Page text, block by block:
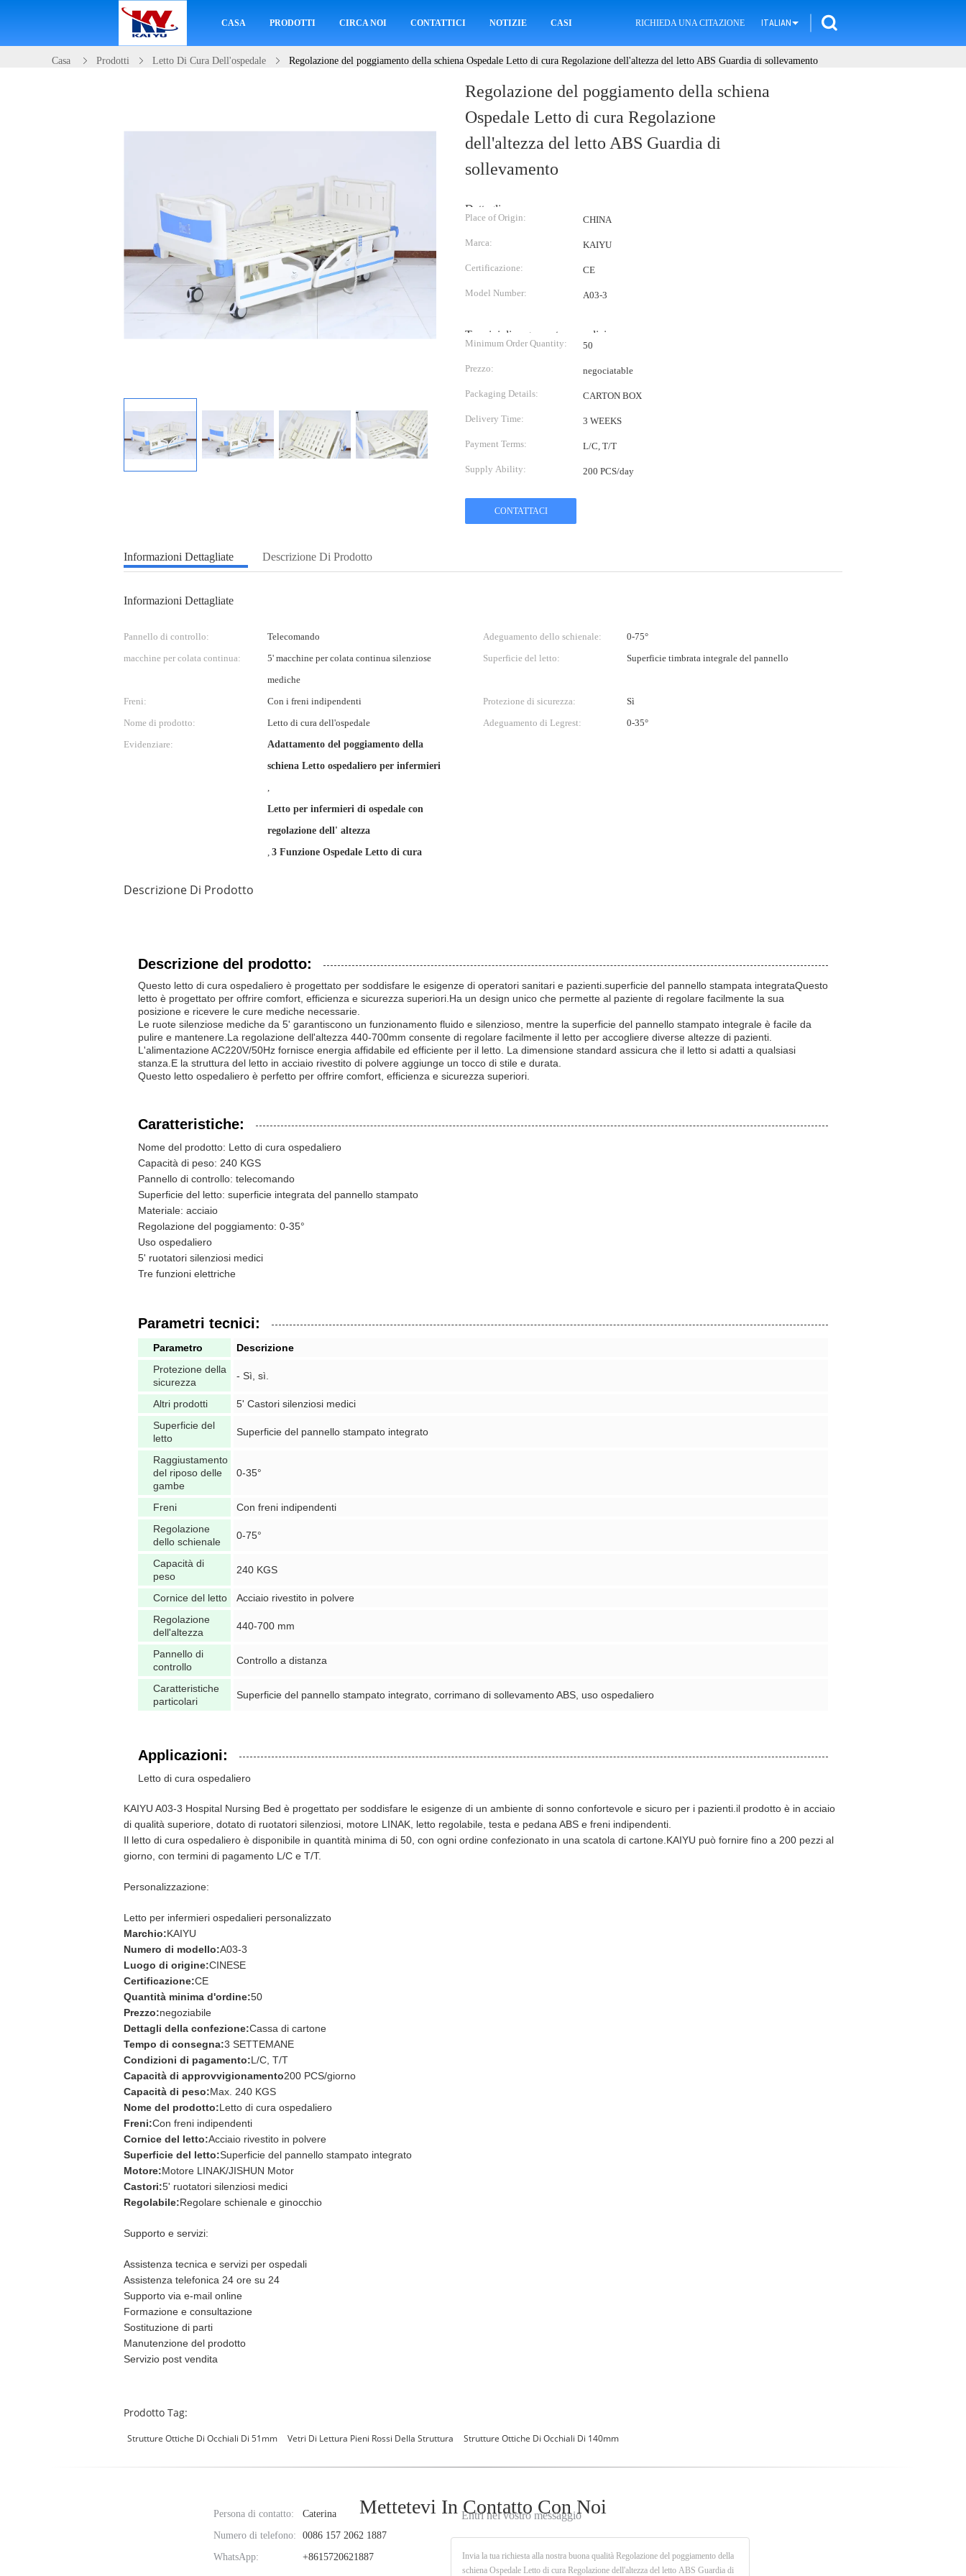
CASA PRODOTTI CIRCA NOI CONTATTICI NOTIZIE CASI RICHIEDA UNA CITAZIONE ITALIAN
Casa Prodotti Letto Di Cura Dell'ospedale Regolazione del poggiamento della schiena Ospedale Letto di cura Regolazione dell'altezza del letto ABS Guardia di sollevamento
Regolazione del poggiamento della schiena
Ospedale Letto di cura Regolazione
dell'altezza del letto ABS Guardia di
sollevamento
Dettagli:
Place of Origin: CHINA
Marca: KAIYU
Certificazione: CE
Model Number: A03-3
Termini di pagamento e spedizione:
Minimum Order Quantity: 50
Prezzo: negociatable
Packaging Details: CARTON BOX
Delivery Time: 3 WEEKS
Payment Terms: L/C, T/T
Supply Ability: 200 PCS/day
CONTATTACI
Informazioni Dettagliate Descrizione Di Prodotto
Informazioni Dettagliate
Pannello di controllo: Telecomando Adeguamento dello schienale:
0-75°
macchine per colata continua:
5' macchine per colata continua silenziose
mediche
Superficie del letto: Superficie timbrata integrale del pannello
Freni: Con i freni indipendenti Protezione di sicurezza:
Sì
Nome di prodotto:
Letto di cura dell'ospedale Adeguamento di Legrest:
0-35°
Evidenziare:
Adattamento del poggiamento della
schiena Letto ospedaliero per infermieri
,
Letto per infermieri di ospedale con
regolazione dell' altezza
, 3 Funzione Ospedale Letto di cura
Descrizione Di Prodotto
Descrizione del prodotto:
Questo letto di cura ospedaliero è progettato per soddisfare le esigenze di operatori sanitari e pazienti.superficie del pannello stampata integrataQuesto
letto è progettato per offrire comfort, efficienza e sicurezza superiori.Ha un design unico che permette al paziente di regolare facilmente la sua
posizione e ricevere le cure mediche necessarie.
Le ruote silenziose mediche da 5' garantiscono un funzionamento fluido e silenzioso, mentre la superficie del pannello stampato integrale è facile da
pulire e mantenere.La regolazione dell'altezza 440-700mm consente di regolare facilmente il letto per accogliere diverse altezze di pazienti.
L'alimentazione AC220V/50Hz fornisce energia affidabile ed efficiente per il letto. La dimensione standard assicura che il letto si adatti a qualsiasi
stanza.E la struttura del letto in acciaio rivestito di polvere aggiunge un tocco di stile e durata.
Questo letto ospedaliero è perfetto per offrire comfort, efficienza e sicurezza superiori.
Caratteristiche:
Nome del prodotto: Letto di cura ospedaliero
Capacità di peso: 240 KGS
Pannello di controllo: telecomando
Superficie del letto: superficie integrata del pannello stampato
Materiale: acciaio
Regolazione del poggiamento: 0-35°
Uso ospedaliero
5' ruotatori silenziosi medici
Tre funzioni elettriche
Parametri tecnici:
Parametro
Descrizione
Protezione della
sicurezza
- Sì, sì.
Altri prodotti
5' Castori silenziosi medici
Superficie del
letto
Superficie del pannello stampato integrato
Raggiustamento
del riposo delle
gambe
0-35°
Freni
Con freni indipendenti
Regolazione
dello schienale
0-75°
Capacità di
peso
240 KGS
Cornice del letto
Acciaio rivestito in polvere
Regolazione
dell'altezza
440-700 mm
Pannello di
controllo
Controllo a distanza
Caratteristiche
particolari
Superficie del pannello stampato integrato, corrimano di sollevamento ABS, uso ospedaliero
Applicazioni:
Letto di cura ospedaliero
KAIYU A03-3 Hospital Nursing Bed è progettato per soddisfare le esigenze di un ambiente di sonno confortevole e sicuro per i pazienti.il prodotto è in acciaio
di qualità superiore, dotato di ruotatori silenziosi, motore LINAK, letto regolabile, testa e pedana ABS e freni indipendenti.
Il letto di cura ospedaliero è disponibile in quantità minima di 50, con ogni ordine confezionato in una scatola di cartone.KAIYU può fornire fino a 200 pezzi al
giorno, con termini di pagamento L/C e T/T.
Personalizzazione:
Letto per infermieri ospedalieri personalizzato
Marchio:KAIYU
Numero di modello:A03-3
Luogo di origine:CINESE
Certificazione:CE
Quantità minima d'ordine:50
Prezzo:negoziabile
Dettagli della confezione:Cassa di cartone
Tempo di consegna:3 SETTEMANE
Condizioni di pagamento:L/C, T/T
Capacità di approvvigionamento200 PCS/giorno
Capacità di peso:Max. 240 KGS
Nome del prodotto:Letto di cura ospedaliero
Freni:Con freni indipendenti
Cornice del letto:Acciaio rivestito in polvere
Superficie del letto:Superficie del pannello stampato integrato
Motore:Motore LINAK/JISHUN Motor
Castori:5' ruotatori silenziosi medici
Regolabile:Regolare schienale e ginocchio
Supporto e servizi:
Assistenza tecnica e servizi per ospedali
Assistenza telefonica 24 ore su 24
Supporto via e-mail online
Formazione e consultazione
Sostituzione di parti
Manutenzione del prodotto
Servizio post vendita
Prodotto Tag:
Strutture Ottiche Di Occhiali Di 51mm Vetri Di Lettura Pieni Rossi Della Struttura Strutture Ottiche Di Occhiali Di 140mm
Mettetevi In ​​contatto Con Noi
Persona di contatto:
Caterina
Numero di telefono:
0086 157 2062 1887
WhatsApp:
+8615720621887
Entri nel vostro messaggio